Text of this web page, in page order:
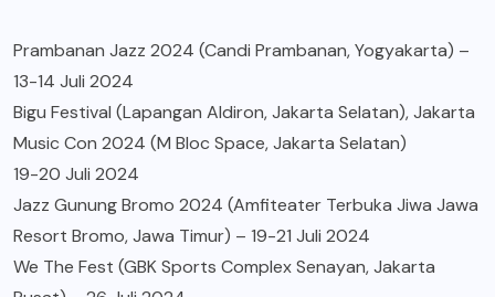
Prambanan Jazz 2024 (Candi Prambanan, Yogyakarta) –
13-14 Juli 2024
Bigu Festival (Lapangan Aldiron, Jakarta Selatan), Jakarta
Music Con 2024 (M Bloc Space, Jakarta Selatan)
19-20 Juli 2024
Jazz Gunung Bromo 2024 (Amfiteater Terbuka Jiwa Jawa
Resort Bromo, Jawa Timur) – 19-21 Juli 2024
We The Fest (GBK Sports Complex Senayan, Jakarta